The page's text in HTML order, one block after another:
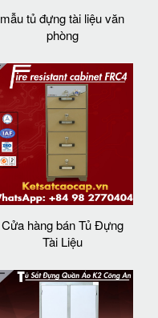
mẫu tủ đựng tài liệu văn
phòng
Cửa hàng bán Tủ Đựng
Tài Liệu